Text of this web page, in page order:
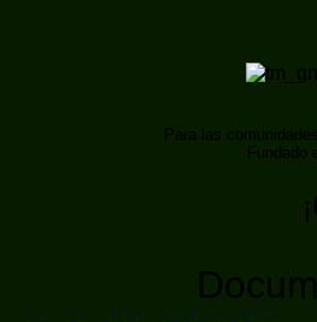
Para las
Fundado